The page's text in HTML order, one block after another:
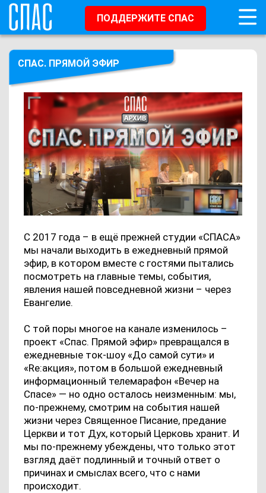
ПОДДЕРЖИТЕ СПАС
СПАС. ПРЯМОЙ ЭФИР
С 2017 года – в ещё прежней студии «СПАСА»
мы начали выходить в ежедневный прямой
эфир, в котором вместе с гостями пытались
посмотреть на главные темы, события,
явления нашей повседневной жизни – через
Евангелие.
С той поры многое на канале изменилось –
проект «Спас. Прямой эфир» превращался в
ежедневные ток-шоу «До самой сути» и
«Re:акция», потом в большой ежедневный
информационный телемарафон «Вечер на
Спасе» — но одно осталось неизменным: мы,
по-прежнему, смотрим на события нашей
жизни через Священное Писание, предание
Церкви и тот Дух, который Церковь хранит. И
мы по-прежнему убеждены, что только этот
взгляд даёт подлинный и точный ответ о
причинах и смыслах всего, что с нами
происходит.